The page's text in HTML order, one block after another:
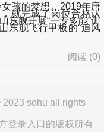
孩的梦想。2019年唐
就完成了岗位合格认
东舰开展“一专多能”训
东舰飞行甲板的“追风
阅读 (0)
sohu all rights
登录入口的版权所有